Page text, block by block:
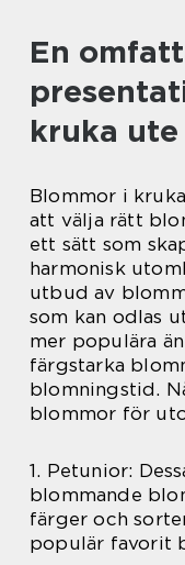
En
kruka
Blommor i
att välja rätt
ett sätt som
harmonisk
utbud av
som kan odlas
mer populära
färgstarka
blomningstid.
blommor för
1. Petunior:
blommande
färger och
populär favorit